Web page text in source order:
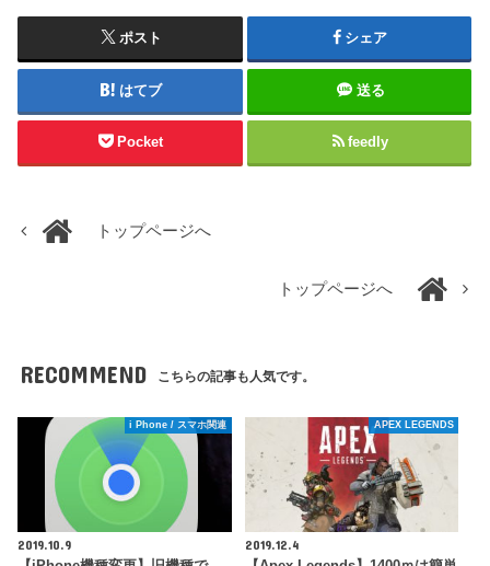
ポスト シェア
はてブ 送る
Pocket feedly
トップページへ
トップページへ
RECOMMEND こちらの記事も人気です。
i Phone / スマホ関連
2019.10.9
APEX LEGENDS
2019.12.4